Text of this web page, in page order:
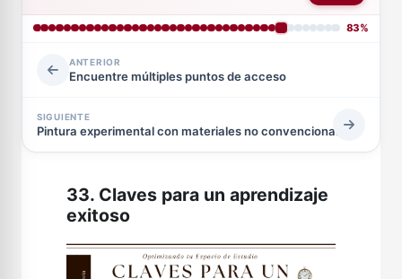
83%
ANTERIOR
Encuentre múltiples puntos de acceso
SIGUIENTE
Pintura experimental con materiales no convencionales
33. Claves para un aprendizaje
exitoso